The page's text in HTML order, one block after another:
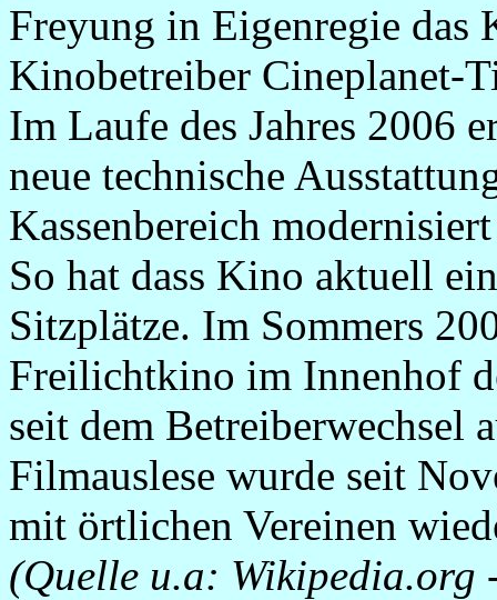
Freyung in Eigenregie
Kinobetreiber Cineplanet-
Im Laufe des Jahres 2006
neue technische
Kassenbereich
So hat dass Kino aktuell
Sitzplätze. Im Sommers
Freilichtkino im Innenhof
seit dem Betreiberwechsel
Filmauslese wurde seit
mit örtlichen Vereinen
(Quelle u.a: Wikipedia.org